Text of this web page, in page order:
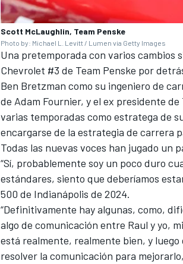
MÁS CATEGORÍAS
Scott McLaughlin, Team Penske
Photo by: Michael L. Levitt / Lumen via Getty Images
Una pretemporada con varios cambios
Chevrolet #3 de Team Penske por
Ben Bretzman como su ingeniero de
de Adam Fournier, y el ex presidente
varias temporadas como estratega de
encargarse de la estrategia de carrera
Todas las nuevas voces han jugado un
“Sí, probablemente soy un poco duro
estándares, siento que deberíamos
500 de Indianápolis de 2024.
“Definitivamente hay algunas, como,
algo de comunicación entre Raul y yo,
está realmente, realmente bien, y
resolver la comunicación para